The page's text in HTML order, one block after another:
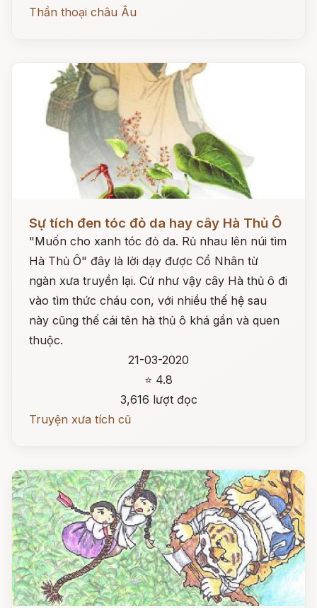
Thần thoại châu Âu
Sự tích đen tóc đỏ da hay cây Hà Thủ Ô
"Muốn cho xanh tóc đỏ da. Rủ nhau lên núi tìm
Hà Thủ Ô" đây là lời dạy được Cổ Nhân từ
ngàn xưa truyền lại. Cứ như vậy cây Hà thủ ô đi
vào tìm thức cháu con, với nhiều thế hệ sau
này cũng thế cái tên hà thủ ô khá gần và quen
thuộc.
21-03-2020
⭐ 4.8
3,616 lượt đọc
Truyện xưa tích cũ